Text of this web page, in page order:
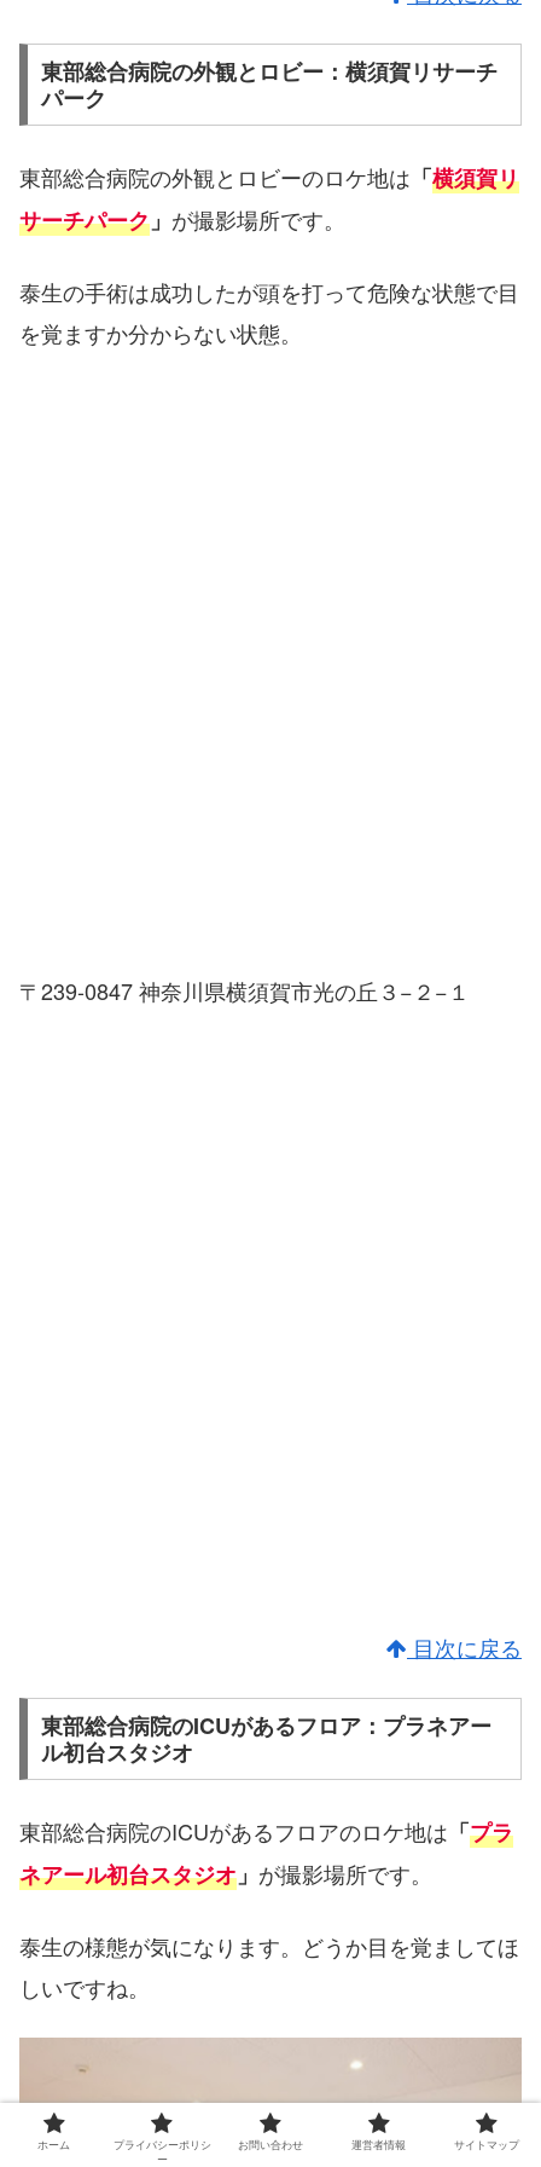
東部総合病院の外観とロビー：横須賀リサーチ
パーク
東部総合病院の外観とロビーのロケ地は 「横須賀リ
サーチパーク 」 が撮影場所です。
泰生の手術は成功したが頭を打って危険な状態で目
を覚ますか分からない状態。
〒239-0847 神奈川県横須賀市光の丘３−２−１
目次に戻る
東部総合病院のICUがあるフロア：プラネアー
ル初台スタジオ
東部総合病院のICUがあるフロアのロケ地は 「プラ
ネアール初台スタジオ 」 が撮影場所です。
泰生の様態が気になります。どうか目を覚ましてほ
しいですね。
ホーム
プライバシーポリシ
ー
お問い合わせ 運営者情報 サイトマップ